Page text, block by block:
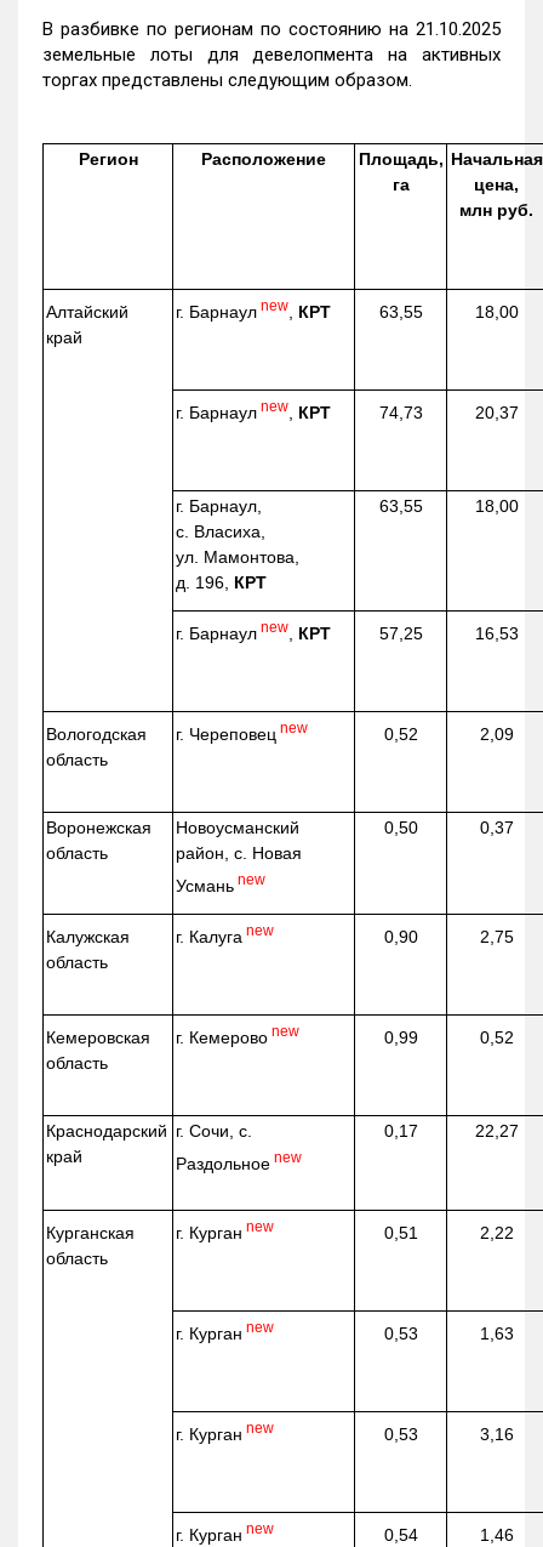
В разбивке по регионам по состоянию на 21.10.2025
земельные лоты для девелопмента на активных
торгах представлены следующим образом.
Регион Расположение
Площадь,
га
Начальная
цена,
млн руб.
Алтайский
край
г. Барнаул new КРТ 63,55 18,00
г. Барнаул new КРТ 74,73 20,37
г. Барнаул,
с. Власиха,
ул. Мамонтова,
д. 196, КРТ
63,55 18,00
г. Барнаул new КРТ 57,25 16,53
Вологодская
область
г. Череповец new 0,52 2,09
Воронежская
область
Новоусманский
район, с. Новая
Усмань new
0,50 0,37
Калужская
область
г. Калуга new 0,90 2,75
Кемеровская
область
г. Кемерово new 0,99 0,52
Краснодарский
край
г. Сочи, с.
Раздольное new
0,17 22,27
Курганская
область
г. Курган new 0,51 2,22
г. Курган new 0,53 1,63
г. Курган new 0,53 3,16
г. Курган new 0,54 1,46